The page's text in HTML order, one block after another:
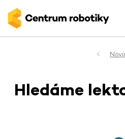
Hledáme